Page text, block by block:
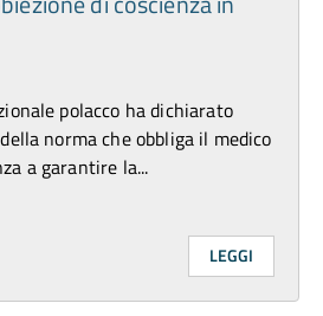
polacco ha dichiarato
norma che obbliga il medico
a garantire la...
LEGGI